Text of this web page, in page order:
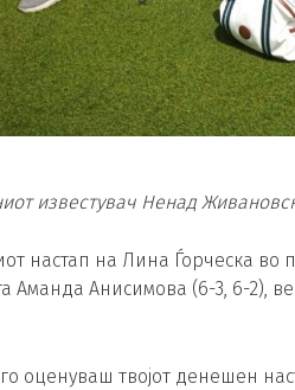
известувач Ненад
настап на Лина Ѓорческа
Аманда Анисимова (6-3, 6-2),
оценуваш твојот денешен